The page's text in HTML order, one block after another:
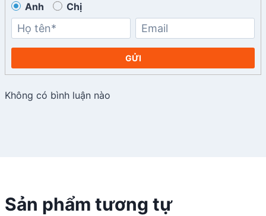
Anh Chị
GỬI
Không có bình luận nào
Sản phẩm tương tự